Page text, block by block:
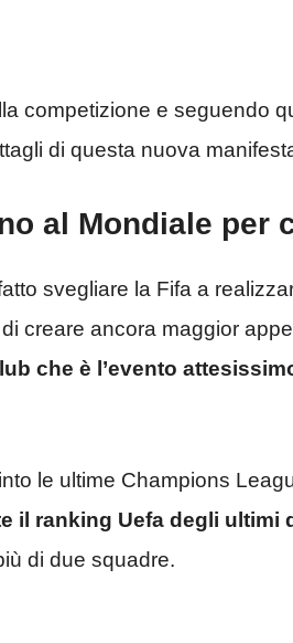
competizione e seguendo
di questa nuova
al Mondiale per
svegliare la Fifa a
creare ancora maggior
che è l’evento
le ultime Champions
il ranking Uefa degli ultimi
di due squadre.